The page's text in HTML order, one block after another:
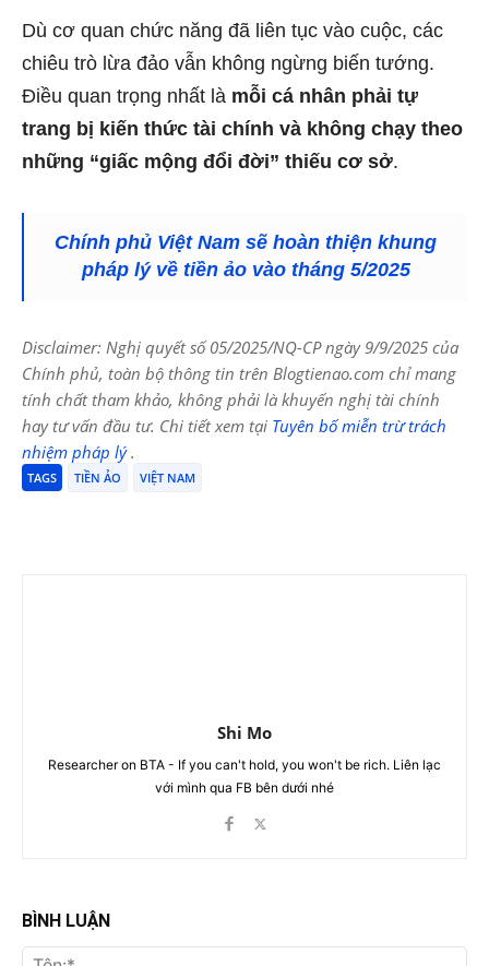
Dù cơ quan chức năng đã liên tục vào cuộc, các
chiêu trò lừa đảo vẫn không ngừng biến tướng.
Điều quan trọng nhất là mỗi cá nhân phải tự
trang bị kiến thức tài chính và không chạy theo
những “giấc mộng đổi đời” thiếu cơ sở.
Chính phủ Việt Nam sẽ hoàn thiện khung
pháp lý về tiền ảo vào tháng 5/2025
Disclaimer: Nghị quyết số 05/2025/NQ-CP ngày 9/9/2025 của
Chính phủ, toàn bộ thông tin trên Blogtienao.com chỉ mang
tính chất tham khảo, không phải là khuyến nghị tài chính
hay tư vấn đầu tư. Chi tiết xem tại Tuyên bố miễn trừ trách
nhiệm pháp lý.
TAGS TIỀN ẢO VIỆT NAM
Shi Mo
Researcher on BTA - If you can't hold, you won't be rich. Liên lạc
với mình qua FB bên dưới nhé
BÌNH LUẬN